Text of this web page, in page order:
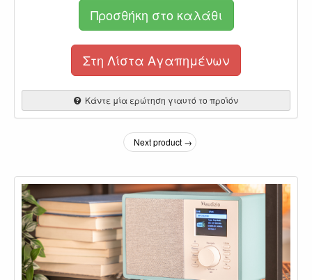
Προσθήκη στο καλάθι
Στη Λίστα Αγαπημένων
Κάντε μία ερώτηση γιαυτό το προϊόν
Next product →